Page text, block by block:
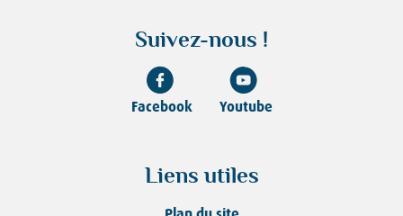
Suivez-nous !
Facebook Youtube
Liens utiles